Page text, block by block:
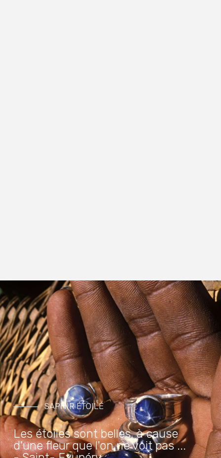
SAPHIR ÉTOILÉ
Les étoiles sont belles, à cause
d'une fleur que l'on ne voit pas ...